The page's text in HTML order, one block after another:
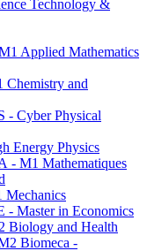
Technology &
Applied Mathematics
and
- Cyber Physical
Energy Physics
M1 Mathematiques
Master in Economics
and Health
Biomeca -